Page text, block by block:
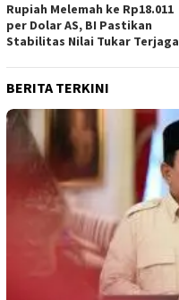
Rupiah Melemah ke Rp18.011
per Dolar AS, BI Pastikan
Stabilitas Nilai Tukar Terjaga
BERITA TERKINI